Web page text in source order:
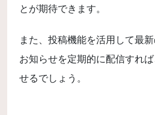
とが期待できます。
また、投稿機能を活用して最
お知らせを定期的に配信すれ
せるでしょう。